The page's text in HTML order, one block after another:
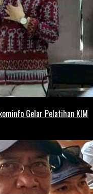
Gelar Pelatihan KIM